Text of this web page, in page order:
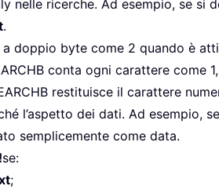
nelle ricerche. Ad esempio, se
.
a doppio byte come 2 quando è
conta ogni carattere come
restituisce il carattere
l’aspetto dei dati. Ad esempio,
semplicemente come data.
se:
;